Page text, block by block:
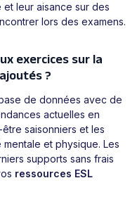
leur aisance sur des
lors des examens.
exercices sur la
?
de données avec de
actuelles en
saisonniers et les
et physique. Les
supports sans frais
ressources ESL